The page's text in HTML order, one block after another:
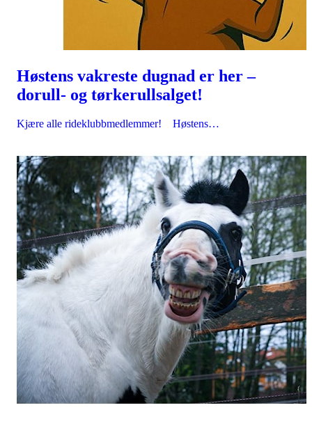
Høstens vakreste dugnad er her –
dorull- og tørkerullsalget!
Kjære alle rideklubbmedlemmer! Høstens…